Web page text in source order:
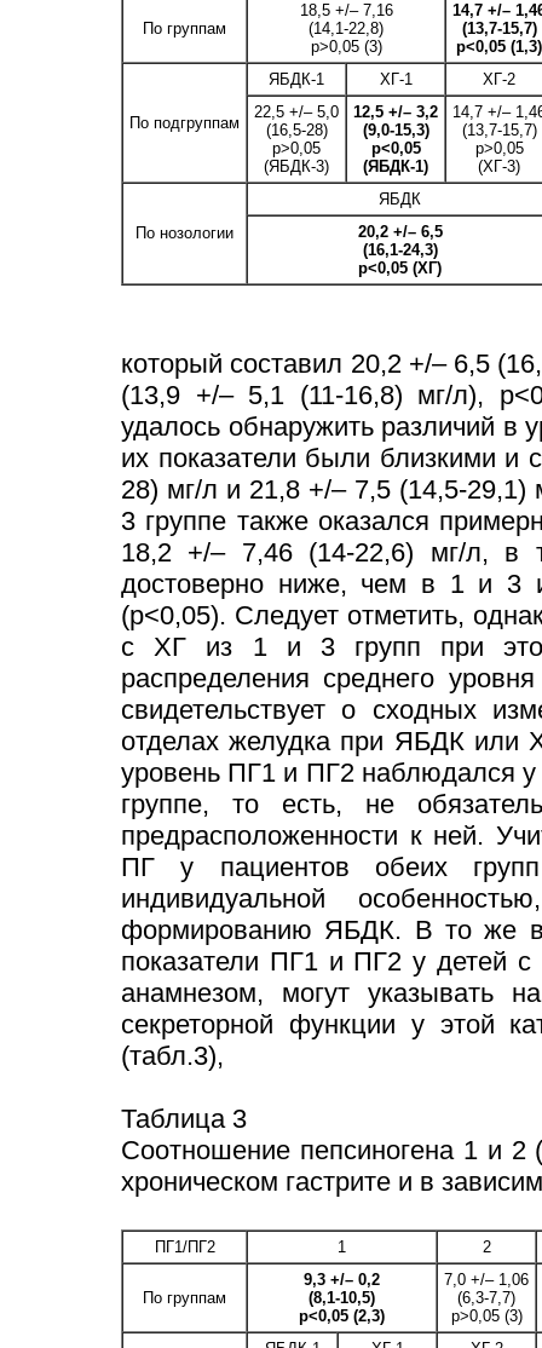
По группам
18,5 +/– 7,16
(14,1-22,8)
p>0,05 (3)
14,7 +/–
(13,7-15,7)
p<0,05 (1,3)
По подгруппам
ЯБДК-1 ХГ-1
ХГ-2
22,5 +/– 5,0
(16,5-28)
p>0,05
(ЯБДК-3)
12,5 +/– 3,2
(9,0-15,3)
p<0,05
(ЯБДК-1)
14,7 +/–
(13,7-15,7)
p>0,05
(ХГ-3)
По нозологии
ЯБДК
20,2 +/– 6,5
(16,1-24,3)
p<0,05 (ХГ)
который составил 20,2 +/– 6,5
(13,9 +/– 5,1 (11-16,8) мг/л),
удалось обнаружить различий в
их показатели были близкими и
28) мг/л и 21,8 +/– 7,5 (14,5-
3 группе также оказался
18,2 +/– 7,46 (14-22,6) мг/л,
достоверно ниже, чем в 1 и 3
(р<0,05). Следует отметить,
с ХГ из 1 и 3 групп при
распределения среднего
свидетельствует о сходных
отделах желудка при ЯБДК или
уровень ПГ1 и ПГ2 наблюдался
группе, то есть, не
предрасположенности к ней.
ПГ у пациентов обеих
индивидуальной
формированию ЯБДК. В то же
показатели ПГ1 и ПГ2 у детей
анамнезом, могут указывать
секреторной функции у этой
(табл.3),
Таблица 3
Соотношение пепсиногена 1 и
хроническом гастрите и в
ПГ1/ПГ2 1 2
По группам
9,3 +/– 0,2
(8,1-10,5)
p<0,05 (2,3)
7,0 +/– 1,06
(6,3-7,7)
p>0,05 (3)